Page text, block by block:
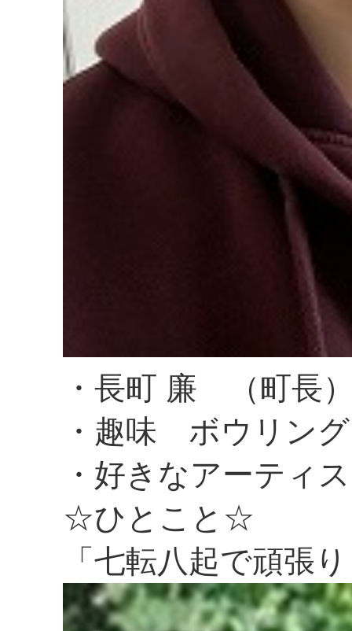
・長町 廉 （町長
・趣味 ボウリング
・好きなアーティ
☆ひとこと☆
「七転八起で頑張